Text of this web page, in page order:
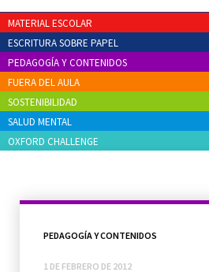
MATERIAL ESCOLAR
ESCRITURA SOBRE PAPEL
PEDAGOGÍA Y CONTENIDOS
FUERA DEL AULA
SOSTENIBILIDAD
SALUD MENTAL
OXFORD CHALLENGE
PEDAGOGÍA Y CONTENIDOS
1 DE FEBRERO DE 2012